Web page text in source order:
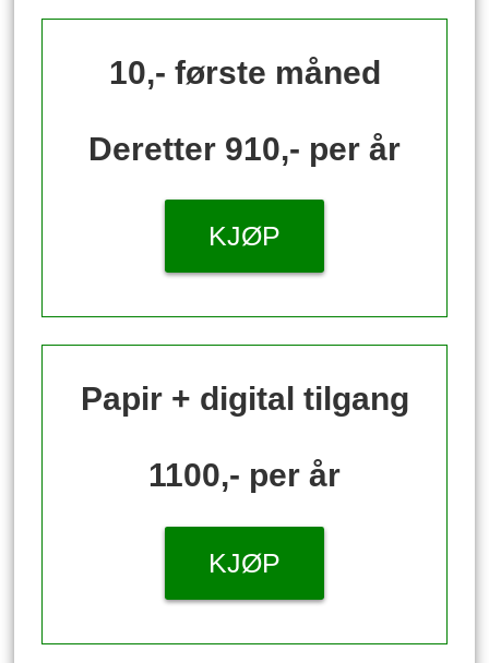
10,- første måned
Deretter 910,- per år
KJØP
Papir + digital tilgang
1100,- per år
KJØP